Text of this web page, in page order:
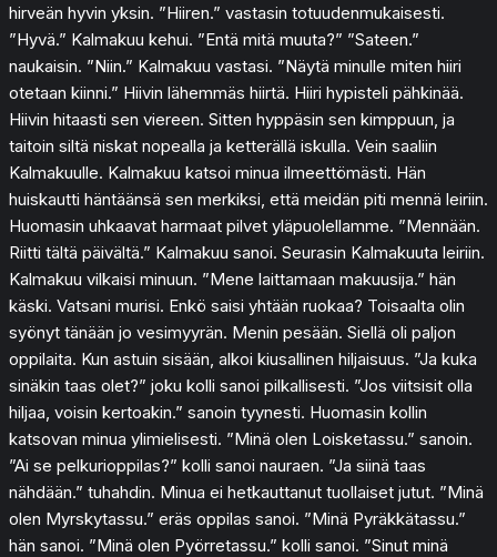
hirveän hyvin yksin. ”Hiiren.” vastasin totuudenmukaisesti.
”Hyvä.” Kalmakuu kehui. ”Entä mitä muuta?” ”Sateen.”
naukaisin. ”Niin.” Kalmakuu vastasi. ”Näytä minulle miten hiiri
otetaan kiinni.” Hiivin lähemmäs hiirtä. Hiiri hypisteli pähkinää.
Hiivin hitaasti sen viereen. Sitten hyppäsin sen kimppuun, ja
taitoin siltä niskat nopealla ja ketterällä iskulla. Vein saaliin
Kalmakuulle. Kalmakuu katsoi minua ilmeettömästi. Hän
huiskautti häntäänsä sen merkiksi, että meidän piti mennä leiriin.
Huomasin uhkaavat harmaat pilvet yläpuolellamme. ”Mennään.
Riitti tältä päivältä.” Kalmakuu sanoi. Seurasin Kalmakuuta leiriin.
Kalmakuu vilkaisi minuun. ”Mene laittamaan makuusija.” hän
käski. Vatsani murisi. Enkö saisi yhtään ruokaa? Toisaalta olin
syönyt tänään jo vesimyyrän. Menin pesään. Siellä oli paljon
oppilaita. Kun astuin sisään, alkoi kiusallinen hiljaisuus. ”Ja kuka
sinäkin taas olet?” joku kolli sanoi pilkallisesti. ”Jos viitsisit olla
hiljaa, voisin kertoakin.” sanoin tyynesti. Huomasin kollin
katsovan minua ylimielisesti. ”Minä olen Loisketassu.” sanoin.
”Ai se pelkurioppilas?” kolli sanoi nauraen. ”Ja siinä taas
nähdään.” tuhahdin. Minua ei hetkauttanut tuollaiset jutut. ”Minä
olen Myrskytassu.” eräs oppilas sanoi. ”Minä Pyräkkätassu.”
hän sanoi. ”Minä olen Pyörretassu.” kolli sanoi. ”Sinut minä